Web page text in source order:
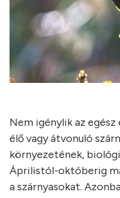
Nem igénylik az
élő vagy átvonuló
környezetének,
Áprilistól-októberig
a szárnyasokat.